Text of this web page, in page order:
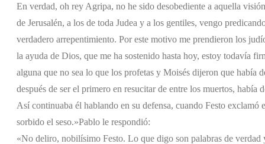
En verdad, oh rey Agripa, no he sido desobediente a aquella
de Jerusalén, a los de toda Judea y a los gentiles, vengo
verdadero arrepentimiento. Por este motivo me prendieron los
la ayuda de Dios, que me ha sostenido hasta hoy, estoy todavía
alguna que no sea lo que los profetas y Moisés dijeron que había
después de ser el primero en resucitar de entre los muertos,
Así continuaba él hablando en su defensa, cuando Festo exclamó
sorbido el seso.»Pablo le respondió:
«No deliro, nobilísimo Festo. Lo que digo son palabras de verdad